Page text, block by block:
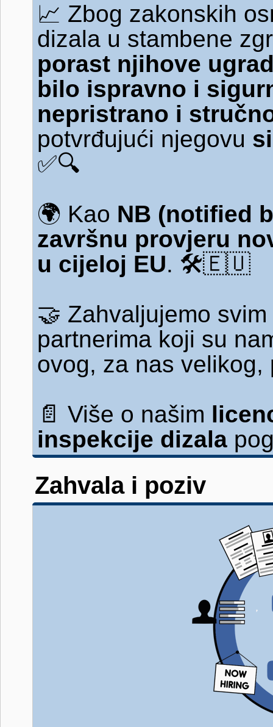
📈 Zbog zakonskih
dizala u stambene
porast njihove
bilo ispravno i
nepristrano i
potvrđujući njegovu
✅🔍
🌍 Kao NB (notified
završnu provjeru
u cijeloj EU. 🛠️🇪🇺
🤝 Zahvaljujemo
partnerima koji su
ovog, za nas
📄 Više o našim
inspekcije dizala
Zahvala i poziv